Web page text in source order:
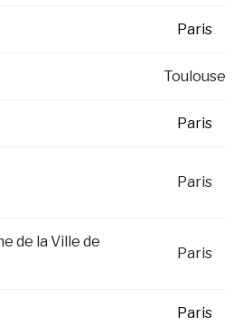
Paris
Toulouse
Paris
Paris
de la Ville de
Paris
Paris